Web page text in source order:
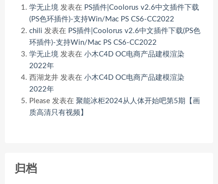
学无止境 发表在 PS插件|Coolorus v2.6中文插件下载
(PS色环插件)-支持Win/Mac PS CS6-CC2022
chili 发表在 PS插件|Coolorus v2.6中文插件下载(PS色
环插件)-支持Win/Mac PS CS6-CC2022
学无止境 发表在 小木C4D OC电商产品建模渲染
2022年
西湖龙井 发表在 小木C4D OC电商产品建模渲染
2022年
Please 发表在 聚能冰柜2024从人体开始吧第5期【画
质高清只有视频】
归档